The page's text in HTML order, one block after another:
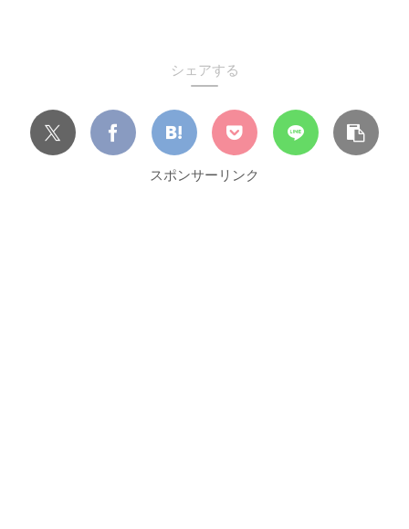
シェアする
スポンサーリンク